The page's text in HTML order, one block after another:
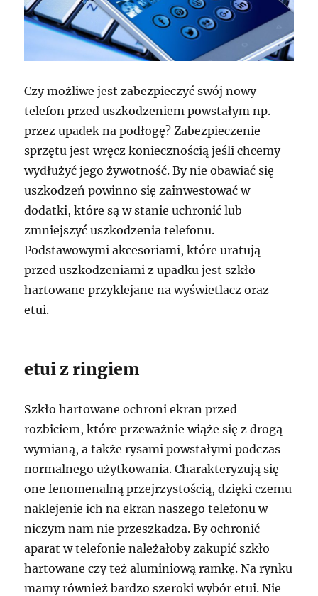
Czy możliwe jest zabezpieczyć swój nowy
telefon przed uszkodzeniem powstałym np.
przez upadek na podłogę? Zabezpieczenie
sprzętu jest wręcz koniecznością jeśli chcemy
wydłużyć jego żywotność. By nie obawiać się
uszkodzeń powinno się zainwestować w
dodatki, które są w stanie uchronić lub
zmniejszyć uszkodzenia telefonu.
Podstawowymi akcesoriami, które uratują
przed uszkodzeniami z upadku jest szkło
hartowane przyklejane na wyświetlacz oraz
etui.
etui z ringiem
Szkło hartowane ochroni ekran przed
rozbiciem, które przeważnie wiąże się z drogą
wymianą, a także rysami powstałymi podczas
normalnego użytkowania. Charakteryzują się
one fenomenalną przejrzystością, dzięki czemu
naklejenie ich na ekran naszego telefonu w
niczym nam nie przeszkadza. By ochronić
aparat w telefonie należałoby zakupić szkło
hartowane czy też aluminiową ramkę. Na rynku
mamy również bardzo szeroki wybór etui. Nie